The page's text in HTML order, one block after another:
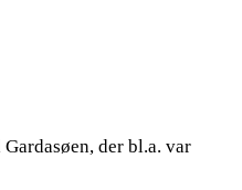
der bl.a. var